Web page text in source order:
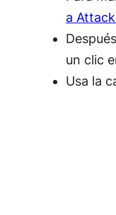
a
un clic
Usa la